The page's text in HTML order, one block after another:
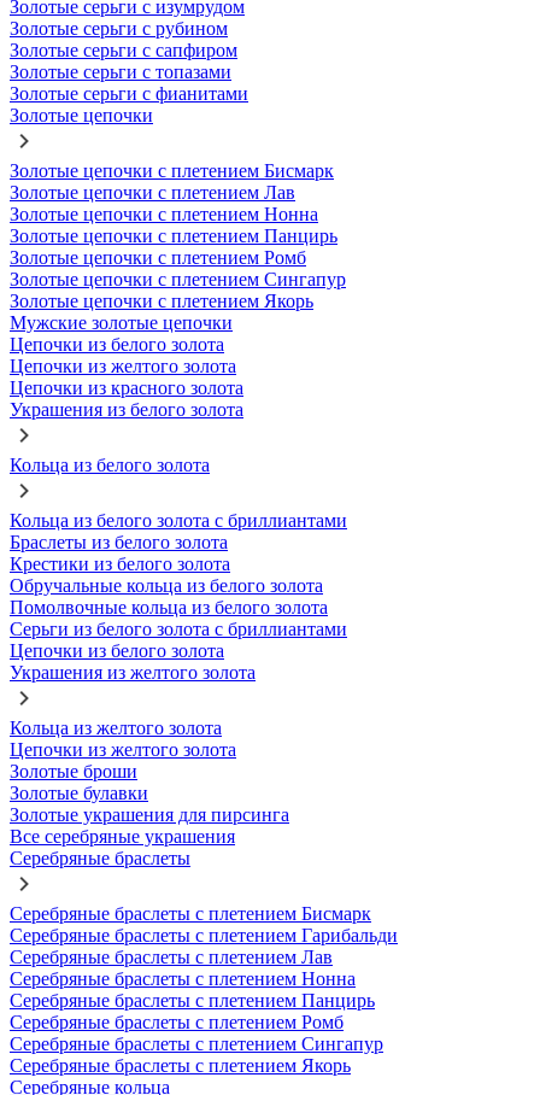
Золотые серьги с изумрудом
Золотые серьги с рубином
Золотые серьги с сапфиром
Золотые серьги с топазами
Золотые серьги с фианитами
Золотые цепочки
Золотые цепочки с плетением Бисмарк
Золотые цепочки с плетением Лав
Золотые цепочки с плетением Нонна
Золотые цепочки с плетением Панцирь
Золотые цепочки с плетением Ромб
Золотые цепочки с плетением Сингапур
Золотые цепочки с плетением Якорь
Мужские золотые цепочки
Цепочки из белого золота
Цепочки из желтого золота
Цепочки из красного золота
Украшения из белого золота
Кольца из белого золота
Кольца из белого золота с бриллиантами
Браслеты из белого золота
Крестики из белого золота
Обручальные кольца из белого золота
Помолвочные кольца из белого золота
Серьги из белого золота с бриллиантами
Цепочки из белого золота
Украшения из желтого золота
Кольца из желтого золота
Цепочки из желтого золота
Золотые броши
Золотые булавки
Золотые украшения для пирсинга
Все серебряные украшения
Серебряные браслеты
Серебряные браслеты с плетением Бисмарк
Серебряные браслеты с плетением Гарибальди
Серебряные браслеты с плетением Лав
Серебряные браслеты с плетением Нонна
Серебряные браслеты с плетением Панцирь
Серебряные браслеты с плетением Ромб
Серебряные браслеты с плетением Сингапур
Серебряные браслеты с плетением Якорь
Серебряные кольца